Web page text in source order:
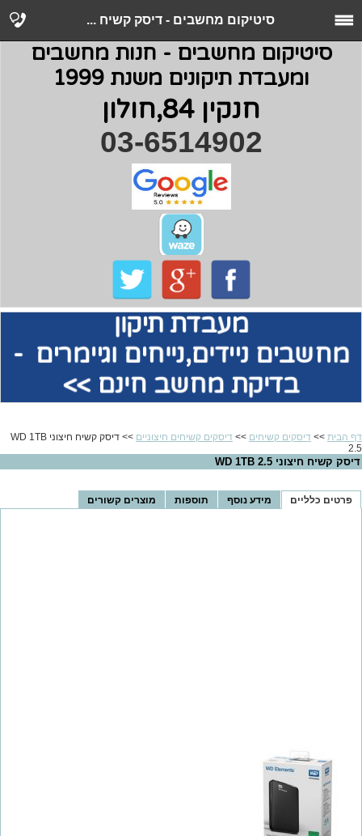
סיטיקום מחשבים - דיסק קשיח ...
סיטיקום מחשבים - חנות מחשבים
ומעבדת תיקונים משנת 1999
חנקין 84,חולון
03-6514902
מעבדת תיקון
מחשבים ניידים,נייחים וגיימרים -
בדיקת מחשב חינם >>
דף הבית >> דיסקים קשיחים >> דיסקים קשיחים חיצוניים
>> דיסק קשיח חיצוני WD 1TB
2.5
דיסק קשיח חיצוני WD 1TB 2.5
פרטים כלליים מידע נוסף תוספות מוצרים קשורים